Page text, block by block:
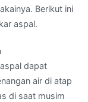
Berikut ini
aspal.
dapat
air di atap
di saat musim